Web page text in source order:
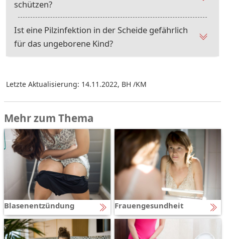
schützen?
Ist eine Pilzinfektion in der Scheide gefährlich
für das ungeborene Kind?
Letzte Aktualisierung: 14.11.2022, BH /KM
Mehr zum Thema
Blasenentzündung Frauengesundheit